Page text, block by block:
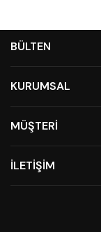
BÜLTEN
KURUMSAL
MÜŞTERİ
İLETİŞİM